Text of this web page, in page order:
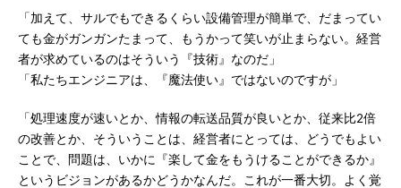
「加えて、サルでもできるくらい設備管理が簡単で、だまってい
ても金がガンガンたまって、もうかって笑いが止まらない。経営
者が求めているのはそういう『技術』なのだ」
「私たちエンジニアは、『魔法使い』ではないのですが」
「処理速度が速いとか、情報の転送品質が良いとか、従来比2倍
の改善とか、そういうことは、経営者にとっては、どうでもよい
ことで、問題は、いかに『楽して金をもうけることができるか』
というビジョンがあるかどうかなんだ。これが一番大切。よく覚